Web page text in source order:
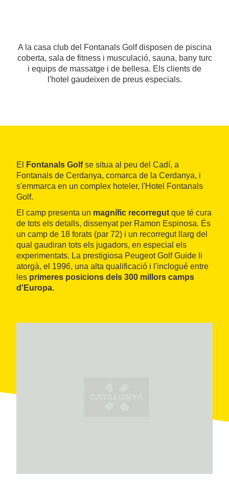
A la casa club del Fontanals Golf disposen de piscina
coberta, sala de fitness i musculació, sauna, bany turc
i equips de massatge i de bellesa. Els clients de
l'hotel gaudeixen de preus especials.
El Fontanals Golfse situa al peu del Cadí, a
Fontanals de Cerdanya, comarca de la Cerdanya, i
s'emmarca en un complex hoteler, l'Hotel Fontanals
Golf.
El camp presenta un magnífic recorregut que té cura
de tots els detalls, dissenyat per Ramon Espinosa. És
un camp de 18 forats (par 72) i un recorregut llarg del
qual gaudiran tots els jugadors, en especial els
experimentats. La prestigiosa Peugeot Golf Guide li
atorgà, el 1996, una alta qualificació i l'inclogué entre
les primeres posicions dels 300 millors camps
d'Europa.